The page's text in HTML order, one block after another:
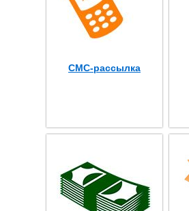
СМС-рассылка